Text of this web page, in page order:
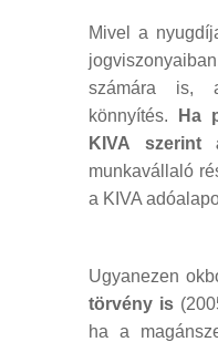
Mivel a
számára is,
könnyítés.
Ha
KIVA szerint
munkavállaló
a KIVA
Ugyanezen
törvény is
ha a